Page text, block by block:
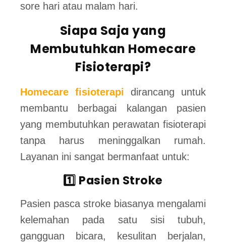
sore hari atau malam hari.
Siapa Saja yang
Membutuhkan Homecare
Fisioterapi?
Homecare fisioterapi dirancang untuk
membantu berbagai kalangan pasien
yang membutuhkan perawatan fisioterapi
tanpa harus meninggalkan rumah.
Layanan ini sangat bermanfaat untuk:
1️⃣ Pasien Stroke
Pasien pasca stroke biasanya mengalami
kelemahan pada satu sisi tubuh,
gangguan bicara, kesulitan berjalan,